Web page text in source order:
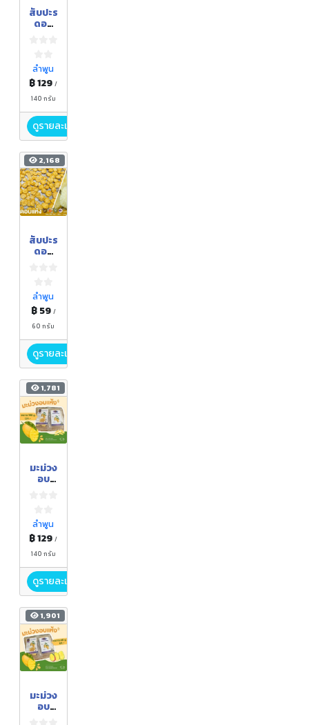
สับปะร
ดอบ
ลำพูน
฿ 129/
140 กรัม
ดูรายละเอียด
2,168
สับปะร
ดอบ
ลำพูน
฿ 59 /
60 กรัม
ดูรายละเอียด
1,781
มะม่วง
อบ
ลำพูน
฿ 129/
140 กรัม
ดูรายละเอียด
1,901
มะม่วง
อบ